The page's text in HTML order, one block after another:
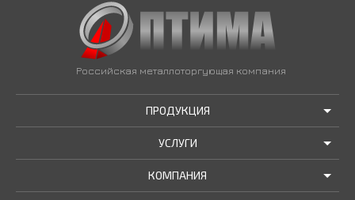
Российская металлоторгующая компания
ПРОДУКЦИЯ
АКЦИИ И РАСПРОДАЖИ
ТРУБЫ В НАЛИЧИИ
УСЛУГИ
ДОСТАВКА
КОМПАНИЯ